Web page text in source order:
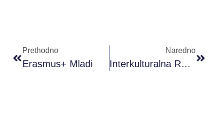
Prethodno
Erasmus+ Mladi
Naredno
Interkulturalna Razmjena U Dječijem Selu Pestalozzi (Švajcarska)